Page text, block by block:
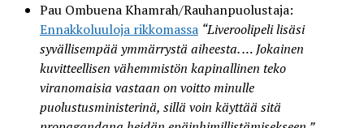
Pau Ombuena Khamrah/Rauhanpuolustaja:
Ennakkoluuloja rikkomassa “Liveroolipeli lisäsi
syvällisempää ymmärrystä aiheesta. … Jokainen
kuvitteellisen vähemmistön kapinallinen teko
viranomaisia vastaan on voitto minulle
puolustusministerinä, sillä voin käyttää sitä